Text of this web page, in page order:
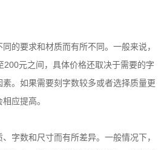
的要求和材质而有所不同。一般来说，
200元之间，具体价格还取决于需要的字
。如果需要刻字数较多或者选择质量更
应提高。
字数和尺寸而有所差异。一般情况下，